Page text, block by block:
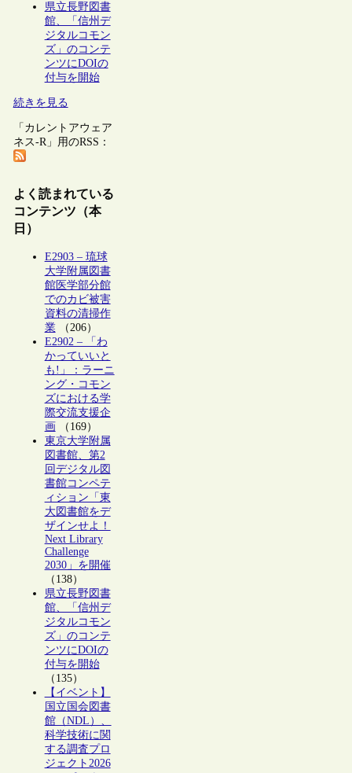
県立長野図書
館、「信州デ
ジタルコモン
ズ」のコンテ
ンツにDOIの
付与を開始
続きを見る
「カレントアウェア
ネス-R」用のRSS：
よく読まれている
コンテンツ（本
日）
E2903 – 琉球
大学附属図書
館医学部分館
でのカビ被害
資料の清掃作
業（206）
E2902 – 「わ
かっていいと
も!」：ラーニ
ング・コモン
ズにおける学
際交流支援企
画 （169）
東京大学附属
図書館、第2
回デジタル図
書館コンペテ
ィション「東
大図書館をデ
ザインせよ！
Next Library
Challenge
2030」を開催
（138）
県立長野図書
館、「信州デ
ジタルコモン
ズ」のコンテ
ンツにDOIの
付与を開始
（135）
【イベント】
国立国会図書
館（NDL）、
科学技術に関
する調査プロ
ジェクト2026